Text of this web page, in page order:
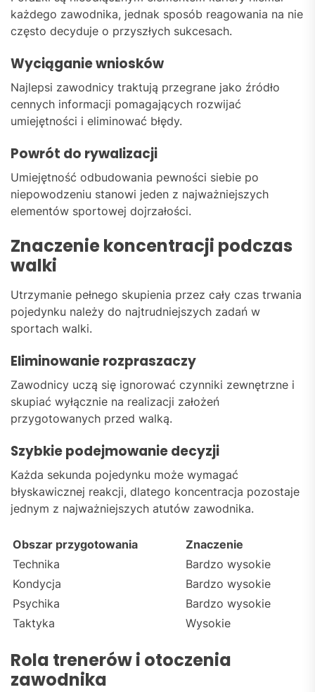
każdego zawodnika, jednak sposób reagowania na nie
często decyduje o przyszłych sukcesach.
Wyciąganie wniosków
Najlepsi zawodnicy traktują przegrane jako źródło
cennych informacji pomagających rozwijać
umiejętności i eliminować błędy.
Powrót do rywalizacji
Umiejętność odbudowania pewności siebie po
niepowodzeniu stanowi jeden z najważniejszych
elementów sportowej dojrzałości.
Znaczenie koncentracji podczas
walki
Utrzymanie pełnego skupienia przez cały czas trwania
pojedynku należy do najtrudniejszych zadań w
sportach walki.
Eliminowanie rozpraszaczy
Zawodnicy uczą się ignorować czynniki zewnętrzne i
skupiać wyłącznie na realizacji założeń
przygotowanych przed walką.
Szybkie podejmowanie decyzji
Każda sekunda pojedynku może wymagać
błyskawicznej reakcji, dlatego koncentracja pozostaje
jednym z najważniejszych atutów zawodnika.
Obszar przygotowania
Znaczenie
Technika
Bardzo wysokie
Kondycja
Bardzo wysokie
Psychika
Bardzo wysokie
Taktyka
Wysokie
Rola trenerów i otoczenia
zawodnika